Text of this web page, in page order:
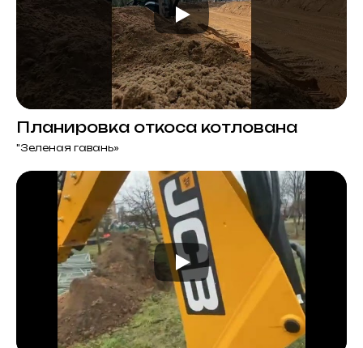
Планировка откоса котлована
"Зеленая гавань»